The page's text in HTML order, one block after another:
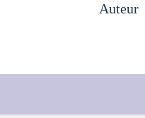
auteur